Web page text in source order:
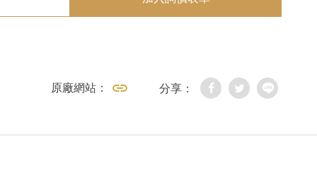
原廠網站： 分享：